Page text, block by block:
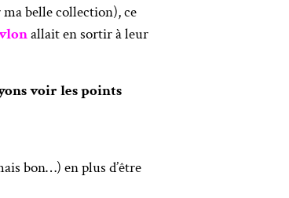
belle collection), ce
allait en sortir à leur
voir les points
bon…) en plus d’être